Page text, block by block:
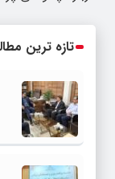
تازه ترین